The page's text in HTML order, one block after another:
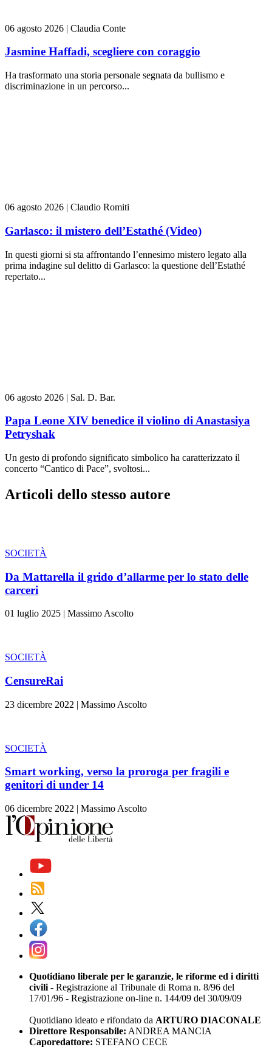
06 agosto 2026 | Claudia Conte
Jasmine Haffadi, scegliere con coraggio
Ha trasformato una storia personale segnata da bullismo e
discriminazione in un percorso...
06 agosto 2026 | Claudio Romiti
Garlasco: il mistero dell’Estathé (Video)
In questi giorni si sta affrontando l’ennesimo mistero legato alla
prima indagine sul delitto di Garlasco: la questione dell’Estathé
repertato...
06 agosto 2026 | Sal. D. Bar.
Papa Leone XIV benedice il violino di Anastasiya
Petryshak
Un gesto di profondo significato simbolico ha caratterizzato il
concerto “Cantico di Pace”, svoltosi...
Articoli dello stesso autore
SOCIETÀ
Da Mattarella il grido d’allarme per lo stato delle
carceri
01 luglio 2025 | Massimo Ascolto
SOCIETÀ
CensureRai
23 dicembre 2022 | Massimo Ascolto
SOCIETÀ
Smart working, verso la proroga per fragili e
genitori di under 14
06 dicembre 2022 | Massimo Ascolto
Quotidiano liberale per le garanzie, le riforme ed i diritti
civili - Registrazione al Tribunale di Roma n. 8/96 del
17/01/96 - Registrazione on-line n. 144/09 del 30/09/09
Quotidiano ideato e rifondato da ARTURO DIACONALE
Direttore Responsabile: ANDREA MANCIA
Caporedattore: STEFANO CECE